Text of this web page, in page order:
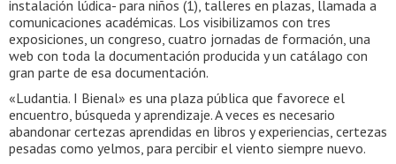
instalación lúdica- para niños (1), talleres en plazas, llamada a
comunicaciones académicas. Los visibilizamos con tres
exposiciones, un congreso, cuatro jornadas de formación, una
web con toda la documentación producida y un catálago con
gran parte de esa documentación.
«Ludantia. I Bienal» es una plaza pública que favorece el
encuentro, búsqueda y aprendizaje. A veces es necesario
abandonar certezas aprendidas en libros y experiencias, certezas
pesadas como yelmos, para percibir el viento siempre nuevo.